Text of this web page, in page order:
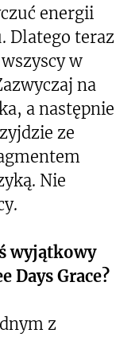
energii
Dlatego teraz
w
na
a następnie
ze
Nie
wyjątkowy
Days Grace?
z